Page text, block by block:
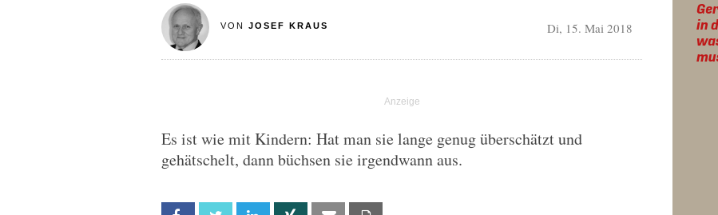
VON JOSEF KRAUS Di, 15. Mai 2018
Es ist wie mit Kindern: Hat man sie lange genug überschätzt und
gehätschelt, dann büchsen sie irgendwann aus.